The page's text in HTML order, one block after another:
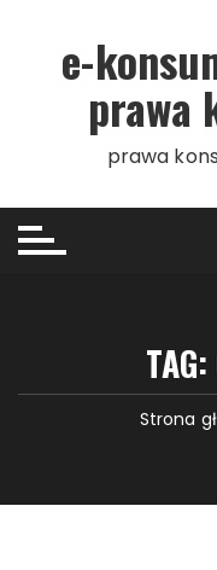
e-
prawa
prawa
Strona